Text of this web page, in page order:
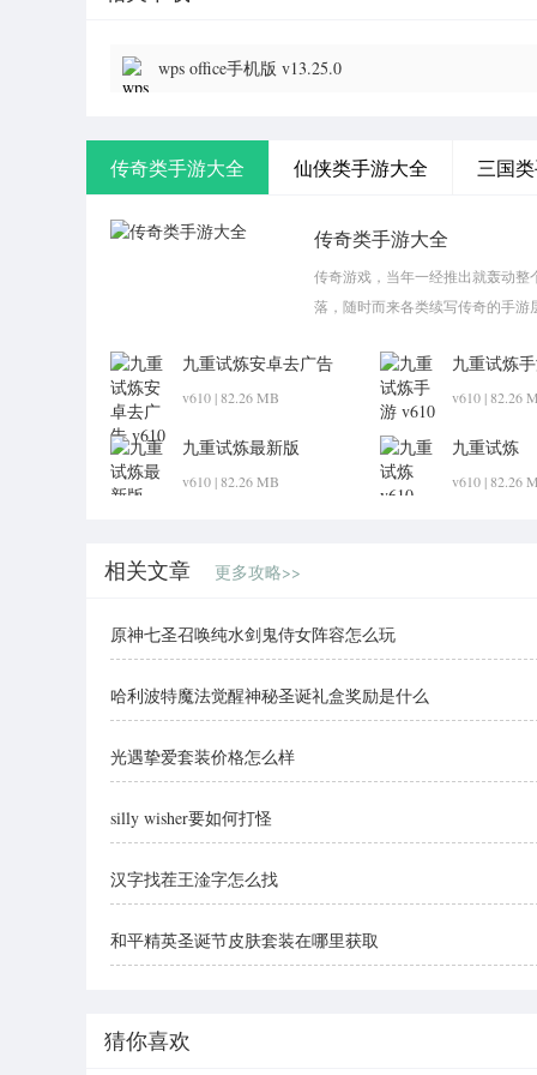
wps office手机版 v13.25.0
传奇类手游大全 仙侠类手游大全 三国
传奇类手游大全
传奇游戏，当年一经推出就轰动
落，随时而来各类续写传奇的手
九重试炼安卓去广告
v610 | 82.26 MB
九重试炼
v610 | 82.26
九重试炼最新版
v610 | 82.26 MB
九重试炼
v610 | 82.26
相关文章 更多攻略>>
原神七圣召唤纯水剑鬼侍女阵容怎么玩
哈利波特魔法觉醒神秘圣诞礼盒奖励是什么
光遇挚爱套装价格怎么样
silly wisher要如何打怪
汉字找茬王淦字怎么找
和平精英圣诞节皮肤套装在哪里获取
猜你喜欢